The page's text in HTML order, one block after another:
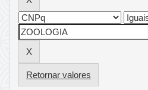
Retornar valores